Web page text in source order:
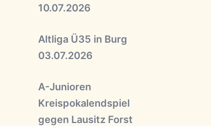
10.07.2026
Altliga Ü35 in Burg
03.07.2026
A-Junioren
Kreispokalendspiel
gegen Lausitz Forst